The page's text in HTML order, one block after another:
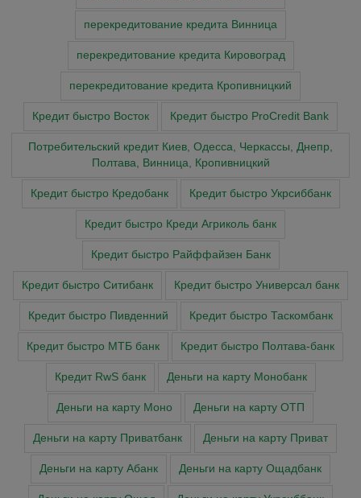
перекредитование кредита Винница
перекредитование кредита Кировоград
перекредитование кредита Кропивницкий
Кредит быстро Восток Кредит быстро ProCredit Bank
Потребительский кредит Киев, Одесса, Черкассы, Днепр,
Полтава, Винница, Кропивницкий
Кредит быстро Кредобанк Кредит быстро Укрсиббанк
Кредит быстро Креди Агриколь банк
Кредит быстро Райффайзен Банк
Кредит быстро Ситибанк Кредит быстро Универсал банк
Кредит быстро Пивденний Кредит быстро Таскомбанк
Кредит быстро МТБ банк Кредит быстро Полтава-банк
Кредит RwS банк Деньги на карту Монобанк
Деньги на карту Моно Деньги на карту ОТП
Деньги на карту Приватбанк Деньги на карту Приват
Деньги на карту Абанк Деньги на карту Ощадбанк